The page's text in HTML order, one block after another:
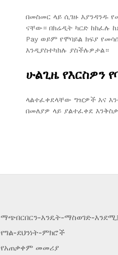
በመስመር ላይ ሲገዙ እያንዳንዱ
ናቸው። በክሬዲት ካርድ ከከፈሉ
Pay ወይም የሞባይል ክፍያ
እንዲያስተካክሉ ያስችሉዎታል።
ሁልጊዜ የእርስዎን
ላልተፈቀደላቸው ግዢዎች እና
በመለያዎ ላይ ያልተፈቀደ
ማጭበርበርን-እንዴት-ማስወገድ-
የግል-ደህንነት-ምክሮች
የአጠቃቀም መመሪያ